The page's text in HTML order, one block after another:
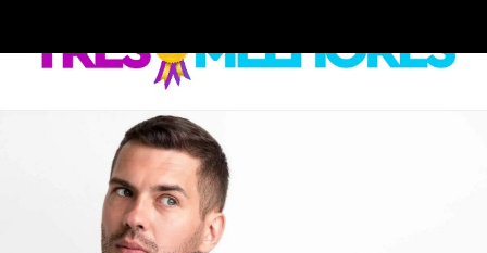
navigation
content